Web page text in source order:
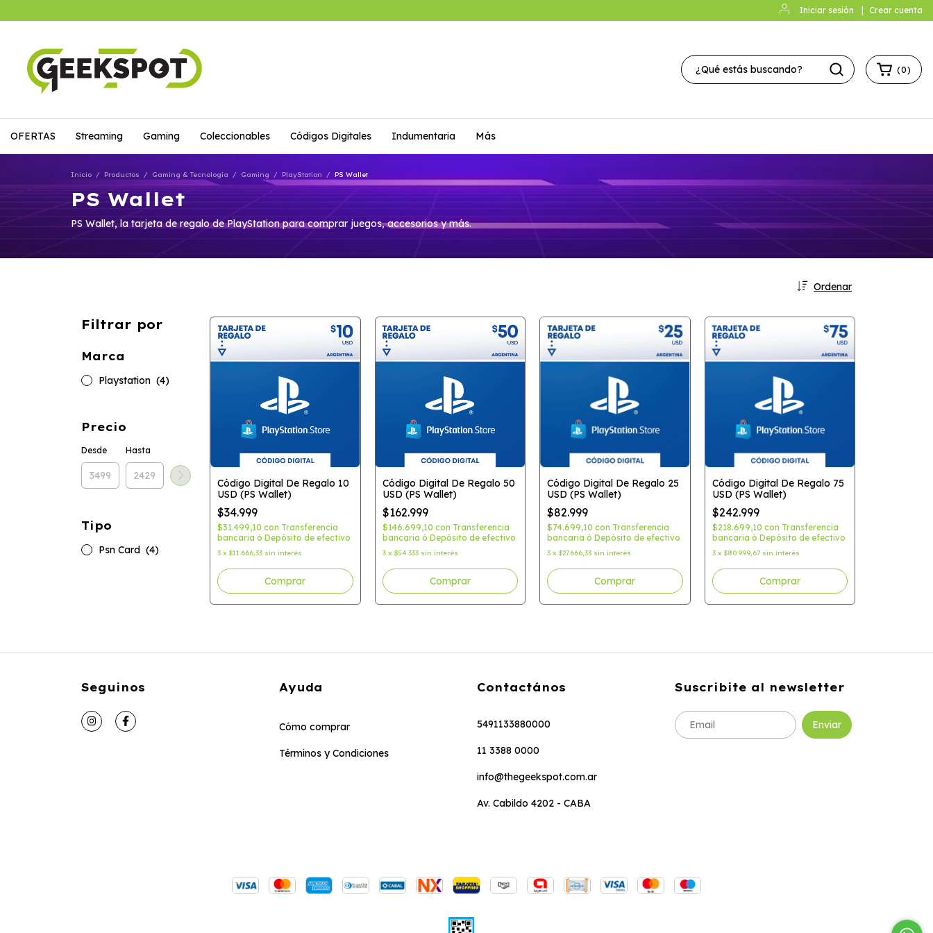
Iniciar sesión Crear cuenta
(0)
OFERTAS Streaming Gaming Coleccionables Códigos Digitales Indumentaria Más
Inicio / Productos / Gaming & Tecnología / Gaming / PlayStation / PS Wallet
PS Wallet
PS Wallet, la tarjeta de regalo de PlayStation para comprar juegos, accesorios y más.
Ordenar
Filtrar por
Marca
Playstation (4)
Precio
Desde Hasta
Tipo
Psn Card (4)
Código Digital De Regalo 10
USD (PS Wallet)
$34.999
$31.499,10 con Transferencia
bancaria ó Depósito de efectivo
3 x $11.666,33 sin interés
Código Digital De Regalo 50
USD (PS Wallet)
$162.999
$146.699,10 con Transferencia
bancaria ó Depósito de efectivo
3 x $54.333 sin interés
Código Digital De Regalo 25
USD (PS Wallet)
$82.999
$74.699,10 con Transferencia
bancaria ó Depósito de efectivo
3 x $27.666,33 sin interés
Código Digital De Regalo 75
USD (PS Wallet)
$242.999
$218.699,10 con Transferencia
bancaria ó Depósito de efectivo
3 x $80.999,67 sin interés
Seguinos Ayuda
Cómo comprar
Términos y Condiciones
Contactános
5491133880000
11 3388 0000
info@thegeekspot.com.ar
Av. Cabildo 4202 - CABA
Suscribite al newsletter